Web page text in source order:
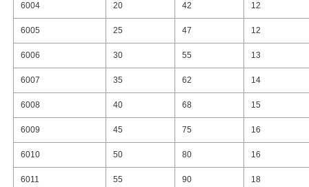
6004 20 42 12
6005 25 47 12
6006 30 55 13
6007 35 62 14
6008 40 68 15
6009 45 75 16
6010 50 80 16
6011 55 90 18